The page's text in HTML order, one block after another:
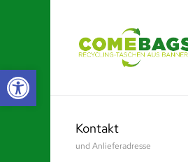
Werkzeugleiste öffnen
Kontakt
und Anlieferadresse